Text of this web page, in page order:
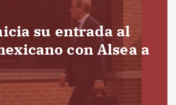
su entrada al
con Alsea a